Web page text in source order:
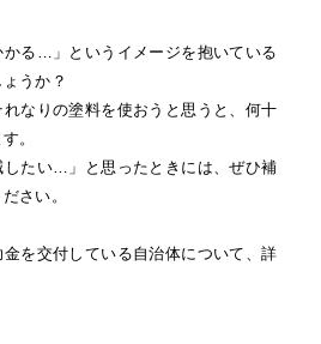
かる…」というイメージを抱いている
うか？
なりの塗料を使おうと思うと、何十
。
したい…」と思ったときには、ぜひ補
さい。
を交付している自治体について、詳